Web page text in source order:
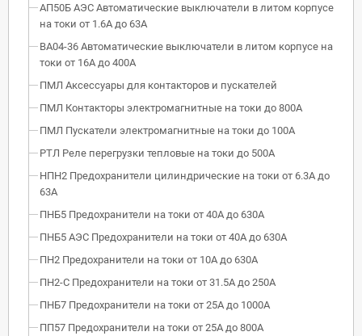
АП50Б АЭС Автоматические выключатели в литом корпусе
на токи от 1.6А до 63А
ВА04-36 Автоматические выключатели в литом корпусе на
токи от 16А до 400А
ПМЛ Аксессуары для контакторов и пускателей
ПМЛ Контакторы электромагнитные на токи до 800А
ПМЛ Пускатели электромагнитные на токи до 100А
РТЛ Реле перегрузки тепловые на токи до 500А
НПН2 Предохранители цилиндрические на токи от 6.3А до
63А
ПНБ5 Предохранители на токи от 40А до 630А
ПНБ5 АЭС Предохранители на токи от 40А до 630А
ПН2 Предохранители на токи от 10А до 630А
ПН2-С Предохранители на токи от 31.5А до 250А
ПНБ7 Предохранители на токи от 25А до 1000А
ПП57 Предохранители на токи от 25А до 800А